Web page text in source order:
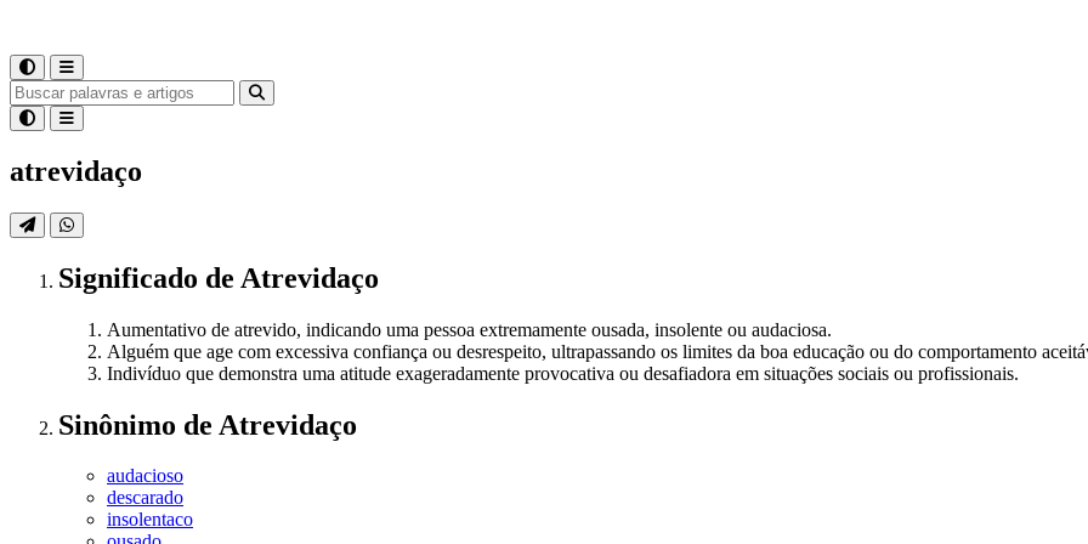
atrevidaço
Significado de Atrevidaço
Aumentativo de atrevido, indicando uma pessoa extremamente ousada, insolente ou audaciosa.
Alguém que age com excessiva confiança ou desrespeito, ultrapassando os limites da boa educação ou do comportamento
Indivíduo que demonstra uma atitude exageradamente provocativa ou desafiadora em situações sociais ou profissionais.
Sinônimo de Atrevidaço
audacioso
descarado
insolentaco